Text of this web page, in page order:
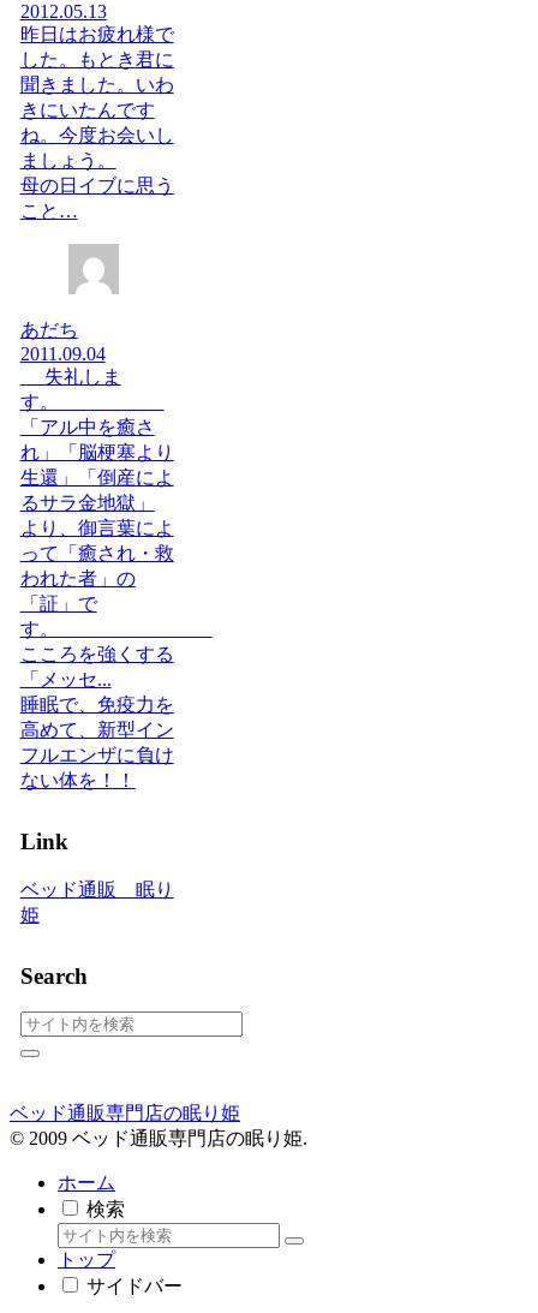
2012.05.13
昨日はお疲れ様で
した。もとき君に
聞きました。いわ
きにいたんです
ね。今度お会いし
ましょう。
母の日イブに思う
こと…
あだち
2011.09.04
失礼しま
す。
「アル中を癒さ
れ」「脳梗塞より
生還」「倒産によ
るサラ金地獄」
より、御言葉によ
って「癒され・救
われた者」の
「証」で
す。
こころを強くする
「メッセ...
睡眠で、免疫力を
高めて、新型イン
フルエンザに負け
ない体を！！
Link
ベッド通販 眠り
姫
Search
ベッド通販専門店の眠り姫
© 2009 ベッド通販専門店の眠り姫.
ホーム
検索
トップ
サイドバー